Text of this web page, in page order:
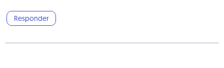
Responder